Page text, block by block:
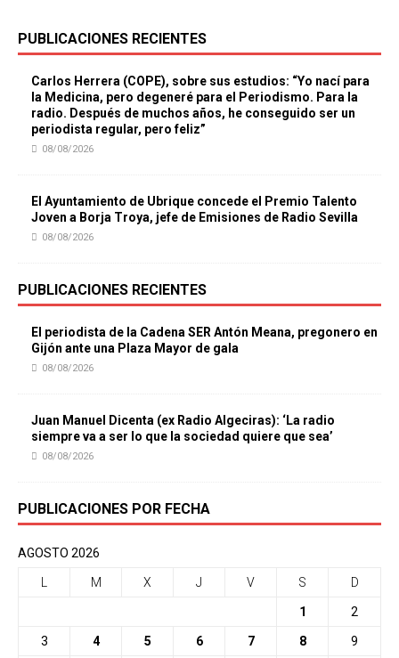
PUBLICACIONES RECIENTES
Carlos Herrera (COPE), sobre sus estudios: “Yo nací para
la Medicina, pero degeneré para el Periodismo. Para la
radio. Después de muchos años, he conseguido ser un
periodista regular, pero feliz”
08/08/2026
El Ayuntamiento de Ubrique concede el Premio Talento
Joven a Borja Troya, jefe de Emisiones de Radio Sevilla
08/08/2026
PUBLICACIONES RECIENTES
El periodista de la Cadena SER Antón Meana, pregonero en
Gijón ante una Plaza Mayor de gala
08/08/2026
Juan Manuel Dicenta (ex Radio Algeciras): ‘La radio
siempre va a ser lo que la sociedad quiere que sea’
08/08/2026
PUBLICACIONES POR FECHA
AGOSTO 2026
M X J V S D
1 2
3 4 5 6 7 8 9